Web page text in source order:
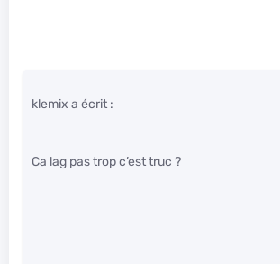
klemix a écrit :
Ca lag pas trop c’est truc ?